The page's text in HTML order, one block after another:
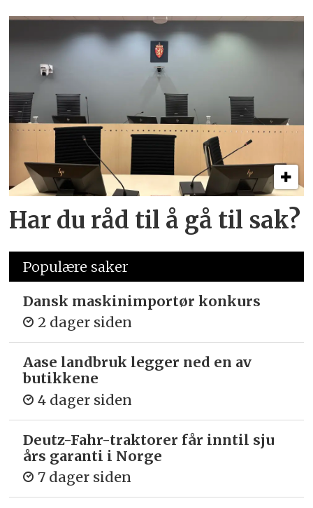
Har du råd til å gå til sak?
Populære saker
Dansk maskinimportør konkurs
2 dager siden
Aase landbruk legger ned en av
butikkene
4 dager siden
Deutz-Fahr-traktorer får inntil sju
års garanti i Norge
7 dager siden